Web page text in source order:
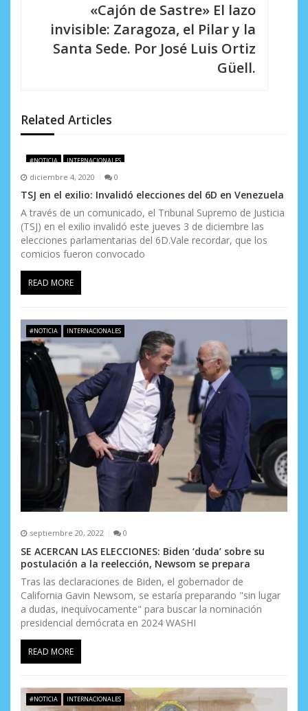
d
e
n
t
r
a
d
a
s
«Cajón de Sastre» El lazo
invisible: Zaragoza, el Pilar y la
Santa Sede. Por José Luis Ortiz
Güell.
Related Articles
#NOTICIA INTERNACIONALES
diciembre 4, 2020 0
TSJ en el exilio: Invalidó elecciones del 6D en Venezuela
A través de un comunicado, el Tribunal Supremo de Justicia
(TSJ) en el exilio invalidó este jueves 3 de diciembre las
elecciones parlamentarias del 6D.Vale recordar, que los
comicios fueron convocado
READ MORE
#NOTICIA INTERNACIONALES
septiembre 20, 2022 0
SE ACERCAN LAS ELECCIONES: Biden ‘duda’ sobre su
postulación a la reelección, Newsom se prepara
Tras las declaraciones de Biden, el gobernador de
California Gavin Newsom, se estaría preparando "sin lugar
a dudas, inequívocamente" para buscar la nominación
presidencial demócrata en 2024 WASHI
READ MORE
#NOTICIA INTERNACIONALES